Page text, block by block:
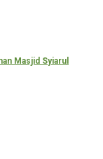
Masjid Syiarul